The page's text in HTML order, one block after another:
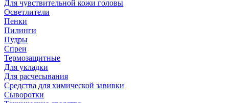
Для чувствительной кожи головы
Осветлители
Пенки
Пилинги
Пудры
Спреи
Термозащитные
Для укладки
Для расчесывания
Средства для химической завивки
Сыворотки